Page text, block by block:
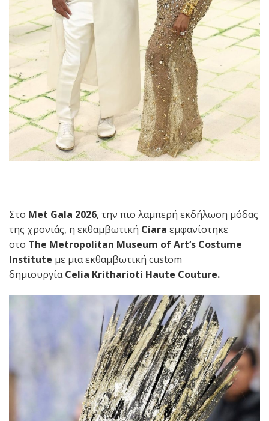
Στο Met Gala 2026, την πιο λαμπερή εκδήλωση μόδας
της χρονιάς, η εκθαμβωτική Ciara εμφανίστηκε
στο The Metropolitan Museum of Art‘s Costume
Institute με μια εκθαμβωτική custom
δημιουργίαCelia Kritharioti Haute Couture.